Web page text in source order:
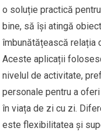
o soluție practică
bine, să își atingă
îmbunătățească relația
Aceste aplicații
nivelul de activitate,
personale pentru a
în viața de zi cu zi.
este flexibilitatea și